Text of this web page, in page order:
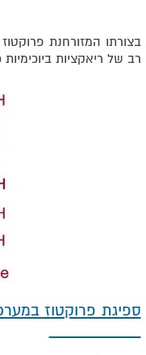
בצורתו המזורחנת פרוקטוז
רב של ריאקציות ביוכימיות
ספיגת